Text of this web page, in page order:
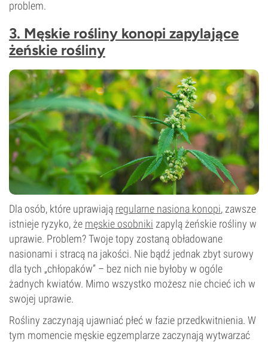
problem.
3. Męskie rośliny konopi zapylające
żeńskie rośliny
Dla osób, które uprawiają regularne nasiona konopi, zawsze
istnieje ryzyko, że męskie osobniki zapylą żeńskie rośliny w
uprawie. Problem? Twoje topy zostaną obładowane
nasionami i stracą na jakości. Nie bądź jednak zbyt surowy
dla tych „chłopaków” – bez nich nie byłoby w ogóle
żadnych kwiatów. Mimo wszystko możesz nie chcieć ich w
swojej uprawie.
Rośliny zaczynają ujawniać płeć w fazie przedkwitnienia. W
tym momencie męskie egzemplarze zaczynają wytwarzać